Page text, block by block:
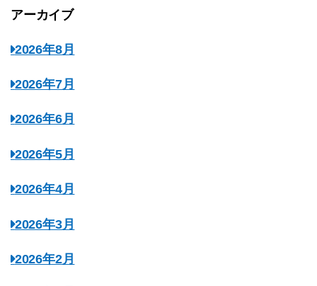
アーカイブ
2026年8月
2026年7月
2026年6月
2026年5月
2026年4月
2026年3月
2026年2月